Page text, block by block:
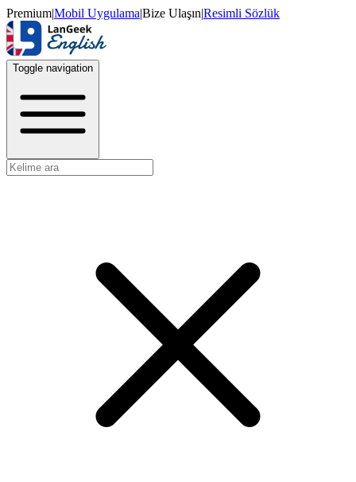
Premium|Mobil Uygulama|Bize Ulaşın|Resimli Sözlük
Toggle navigation